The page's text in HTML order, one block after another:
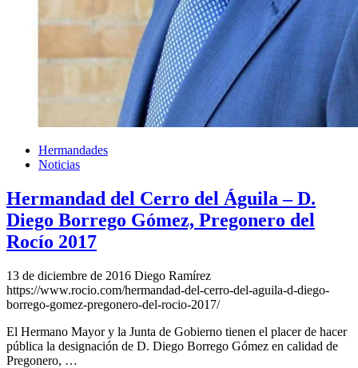
Hermandades
Noticias
Hermandad del Cerro del Águila – D.
Diego Borrego Gómez, Pregonero del
Rocío 2017
13 de diciembre de 2016 Diego Ramírez
https://www.rocio.com/hermandad-del-cerro-del-aguila-d-diego-
borrego-gomez-pregonero-del-rocio-2017/
El Hermano Mayor y la Junta de Gobierno tienen el placer de hacer
pública la designación de D. Diego Borrego Gómez en calidad de
Pregonero, …